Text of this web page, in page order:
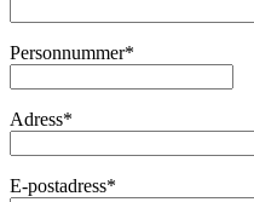
Personnummer*
Adress*
E-postadress*